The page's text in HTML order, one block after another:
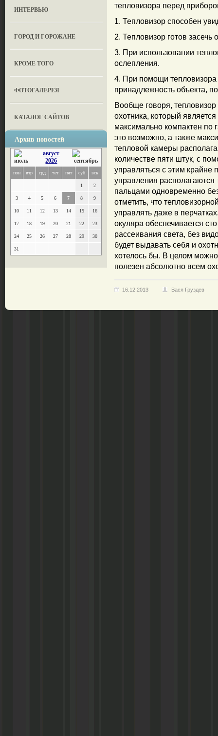
ИНТЕРВЬЮ
ГОРОД И ГОРОЖАНЕ
КРОМЕ ТОГО
ФОТОГАЛЕРЕЯ
КАТАЛОГ САЙТОВ
Архив новостей
август
2026
пон втр срд чет пят суб вск
1 2
3 4 5 6 7 8 9
10 11 12 13 14 15 16
17 18 19 20 21 22 23
24 25 26 27 28 29 30
31
тепловизора перед
1. Тепловизор способен
2. Тепловизор готов засечь
3. При использовании
ослепления.
4. При помощи
принадлежность объекта,
Вообще говоря,
охотника, который
максимально компактен по
это возможно, а также
тепловой камеры
количестве пяти штук, с
управляться с этим
управления располагаются
пальцами одновременно
отметить, что
управлять даже в
окуляра обеспечивается
рассеивания света, без
будет выдавать себя и
хотелось бы. В целом можно
полезен абсолютно всем
16.12.2013 Вася Груздев